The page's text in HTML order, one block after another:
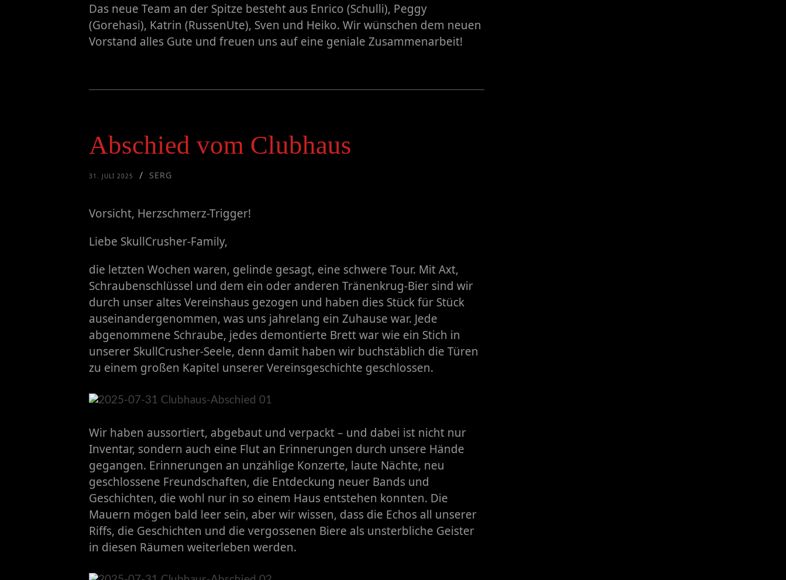
​Das neue Team an der Spitze besteht aus Enrico (Schulli), Peggy
(Gorehasi), Katrin (RussenUte), Sven und Heiko. Wir wünschen dem neuen
Vorstand alles Gute und freuen uns auf eine geniale Zusammenarbeit!
Abschied vom Clubhaus
31. JULI 2025 / SERG
Vorsicht, Herzschmerz-Trigger!
Liebe SkullCrusher-Family,
die letzten Wochen waren, gelinde gesagt, eine schwere Tour. Mit Axt,
Schraubenschlüssel und dem ein oder anderen Tränenkrug-Bier sind wir
durch unser altes Vereinshaus gezogen und haben dies Stück für Stück
auseinandergenommen, was uns jahrelang ein Zuhause war. Jede
abgenommene Schraube, jedes demontierte Brett war wie ein Stich in
unserer SkullCrusher-Seele, denn damit haben wir buchstäblich die Türen
zu einem großen Kapitel unserer Vereinsgeschichte geschlossen.
​Wir haben aussortiert, abgebaut und verpackt – und dabei ist nicht nur
Inventar, sondern auch eine Flut an Erinnerungen durch unsere Hände
gegangen. Erinnerungen an unzählige Konzerte, laute Nächte, neu
geschlossene Freundschaften, die Entdeckung neuer Bands und
Geschichten, die wohl nur in so einem Haus entstehen konnten. Die
Mauern mögen bald leer sein, aber wir wissen, dass die Echos all unserer
Riffs, die Geschichten und die vergossenen Biere als unsterbliche Geister
in diesen Räumen weiterleben werden.